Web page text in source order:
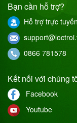
Bạn cần hỗ trợ?
Hỗ trợ trực tuyến
0866 781578
Kết nối với chúng
Facebook
Youtube